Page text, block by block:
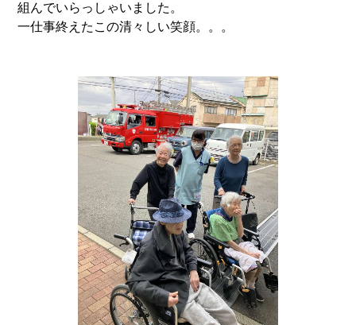
その他
組んでいらっしゃいました。
一仕事終えたこの清々しい笑顔。。。